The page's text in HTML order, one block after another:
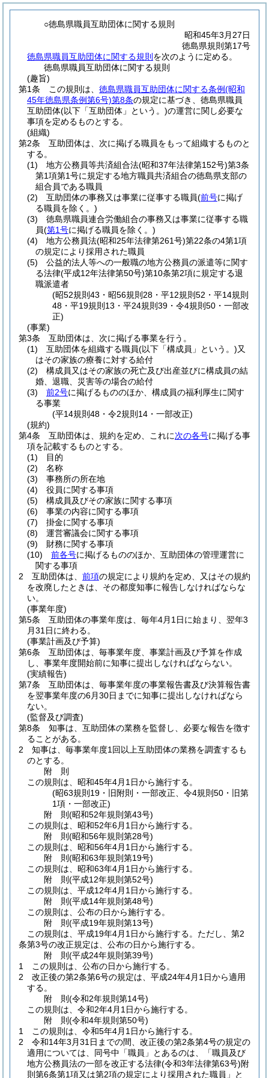
○徳島県職員互助団体に関する規則
昭和45年3月27日
徳島県規則第17号
徳島県職員互助団体に関する規則 を次のように定める。
徳島県職員互助団体に関する規則
(趣旨)
第1条
この規則は、 徳島県職員互助団体に関する条例(昭和
45年徳島県条例第6号)第8条の規定に基づき、徳島県職員
互助団体(以下「互助団体」という。)の運営に関し必要な
事項を定めるものとする。
(組織)
第2条
互助団体は、次に掲げる職員をもって組織するものと
する。
(1)
地方公務員等共済組合法(昭和37年法律第152号)第3条
第1項第1号に規定する地方職員共済組合の徳島県支部の
組合員である職員
(2)
互助団体の事務又は事業に従事する職員(前号に掲げ
る職員を除く。)
(3)
徳島県職員連合労働組合の事務又は事業に従事する職
員(第1号に掲げる職員を除く。)
(4)
地方公務員法(昭和25年法律第261号)第22条の4第1項
の規定により採用された職員
(5)
公益的法人等への一般職の地方公務員の派遣等に関す
る法律(平成12年法律第50号)第10条第2項に規定する退
職派遣者
(昭52規則43・昭56規則28・平12規則52・平14規則
48・平19規則13・平24規則39・令4規則50・一部改
正)
(事業)
第3条
互助団体は、次に掲げる事業を行う。
(1)
互助団体を組織する職員(以下「構成員」という。)又
はその家族の療養に対する給付
(2)
構成員又はその家族の死亡及び出産並びに構成員の結
婚、退職、災害等の場合の給付
(3)
前2号に掲げるもののほか、構成員の福利厚生に関す
る事業
(平14規則48・令2規則14・一部改正)
(規約)
第4条
互助団体は、規約を定め、これに次の各号に掲げる事
項を記載するものとする。
(1)
目的
(2)
名称
(3)
事務所の所在地
(4)
役員に関する事項
(5)
構成員及びその家族に関する事項
(6)
事業の内容に関する事項
(7)
掛金に関する事項
(8)
運営審議会に関する事項
(9)
財務に関する事項
(10)
前各号に掲げるもののほか、互助団体の管理運営に
関する事項
2
互助団体は、 前項の規定により規約を定め、又はその規約
を改廃したときは、その都度知事に報告しなければならな
い。
(事業年度)
第5条
互助団体の事業年度は、毎年4月1日に始まり、翌年3
月31日に終わる。
(事業計画及び予算)
第6条
互助団体は、毎事業年度、事業計画及び予算を作成
し、事業年度開始前に知事に提出しなければならない。
(実績報告)
第7条
互助団体は、毎事業年度の事業報告書及び決算報告書
を翌事業年度の6月30日までに知事に提出しなければなら
ない。
(監督及び調査)
第8条
知事は、互助団体の業務を監督し、必要な報告を徴す
ることがある。
2
知事は、毎事業年度1回以上互助団体の業務を調査するも
のとする。
附 則
この規則は、昭和45年4月1日から施行する。
(昭63規則19・旧附則・一部改正、令4規則50・旧第
1項・一部改正)
附 則(昭和52年規則第43号)
この規則は、昭和52年6月1日から施行する。
附 則(昭和56年規則第28号)
この規則は、昭和56年4月1日から施行する。
附 則(昭和63年規則第19号)
この規則は、昭和63年4月1日から施行する。
附 則(平成12年規則第52号)
この規則は、平成12年4月1日から施行する。
附 則(平成14年規則第48号)
この規則は、公布の日から施行する。
附 則(平成19年規則第13号)
この規則は、平成19年4月1日から施行する。 ただし、第2
条第3号の改正規定は、公布の日から施行する。
附 則(平成24年規則第39号)
1
この規則は、公布の日から施行する。
2
改正後の第2条第6号の規定は、平成24年4月1日から適用
する。
附 則(令和2年規則第14号)
この規則は、令和2年4月1日から施行する。
附 則(令和4年規則第50号)
1
この規則は、令和5年4月1日から施行する。
2
令和14年3月31日までの間、改正後の第2条第4号の規定の
適用については、同号中「職員」とあるのは、「職員及び
地方公務員法の一部を改正する法律(令和3年法律第63号)附
則第6条第1項又は第2項の規定により採用された職員」と